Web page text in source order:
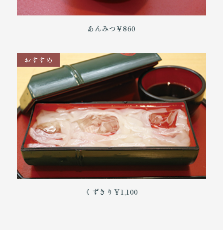
あんみつ￥860
おすすめ
くずきり ￥1,100